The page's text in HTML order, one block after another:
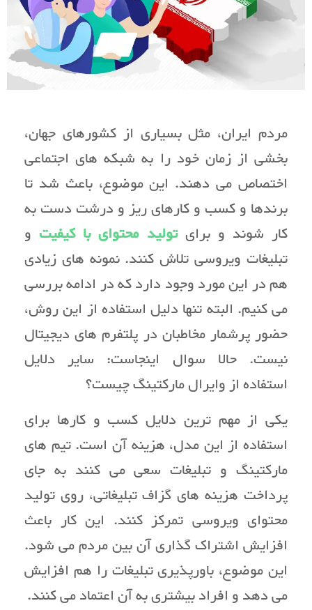
مردم ایران، مثل بسیاری از کشورهای جهان،
بخشی از زمان خود را به شبکه های اجتماعی
اختصاص می دهند. این موضوع، باعث شد تا
برندها و کسب و کارهای ریز و درشت دست به
کار شوند و برایتولید محتوای با کیفیت و
تبلیغات ویروسی تلاش کنند. نمونه های زیادی
هم در این مورد وجود دارد که در ادامه بررسی
می کنیم. البته تنها دلیل استفاده از این روش،
حضور پرشمار مخاطبان در پلتفرم های دیجیتال
نیست. حالا سوال اینجاست: سایر دلایل
استفاده از وایرال مارکتینگ چیست؟
یکی از مهم ترین دلایل کسب و کارها برای
استفاده از این مدل، هزینه آن است. تیم های
مارکتینگ و تبلیغات سعی می کنند به جای
پرداخت هزینه های گزاف تبلیغاتی، روی تولید
محتوای ویروسی تمرکز کنند. این کار باعث
افزایش اشتراک گذاری آن بین مردم می شود.
این موضوع، باورپذیری تبلیغات را هم افزایش
می دهد و افراد بیشتری به آن اعتماد می کنند.